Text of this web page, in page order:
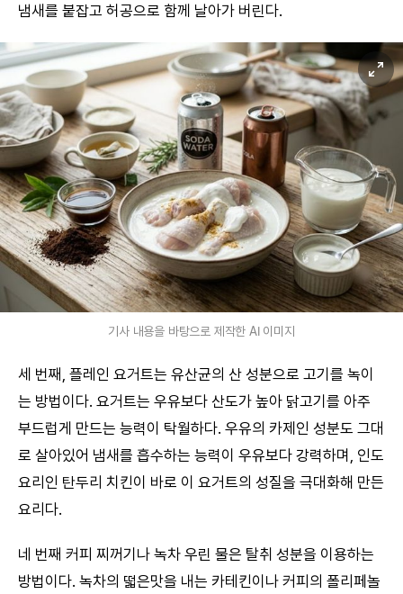
냄새를 붙잡고 허공으로 함께 날아가 버린다.
기사 내용을 바탕으로 제작한 AI 이미지
세 번째, 플레인 요거트는 유산균의 산 성분으로 고기를 녹이
는 방법이다. 요거트는 우유보다 산도가 높아 닭고기를 아주
부드럽게 만드는 능력이 탁월하다. 우유의 카제인 성분도 그대
로 살아있어 냄새를 흡수하는 능력이 우유보다 강력하며, 인도
요리인 탄두리 치킨이 바로 이 요거트의 성질을 극대화해 만든
요리다.
네 번째 커피 찌꺼기나 녹차 우린 물은 탈취 성분을 이용하는
방법이다. 녹차의 떫은맛을 내는 카테킨이나 커피의 폴리페놀